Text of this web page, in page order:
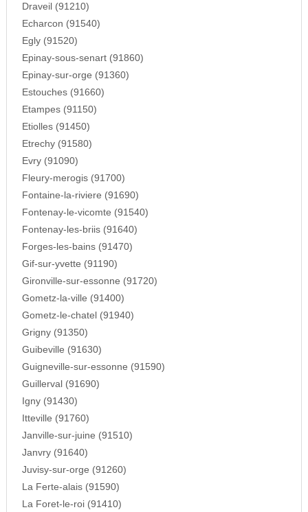
Draveil (91210)
Echarcon (91540)
Egly (91520)
Epinay-sous-senart (91860)
Epinay-sur-orge (91360)
Estouches (91660)
Etampes (91150)
Etiolles (91450)
Etrechy (91580)
Evry (91090)
Fleury-merogis (91700)
Fontaine-la-riviere (91690)
Fontenay-le-vicomte (91540)
Fontenay-les-briis (91640)
Forges-les-bains (91470)
Gif-sur-yvette (91190)
Gironville-sur-essonne (91720)
Gometz-la-ville (91400)
Gometz-le-chatel (91940)
Grigny (91350)
Guibeville (91630)
Guigneville-sur-essonne (91590)
Guillerval (91690)
Igny (91430)
Itteville (91760)
Janville-sur-juine (91510)
Janvry (91640)
Juvisy-sur-orge (91260)
La Ferte-alais (91590)
La Foret-le-roi (91410)